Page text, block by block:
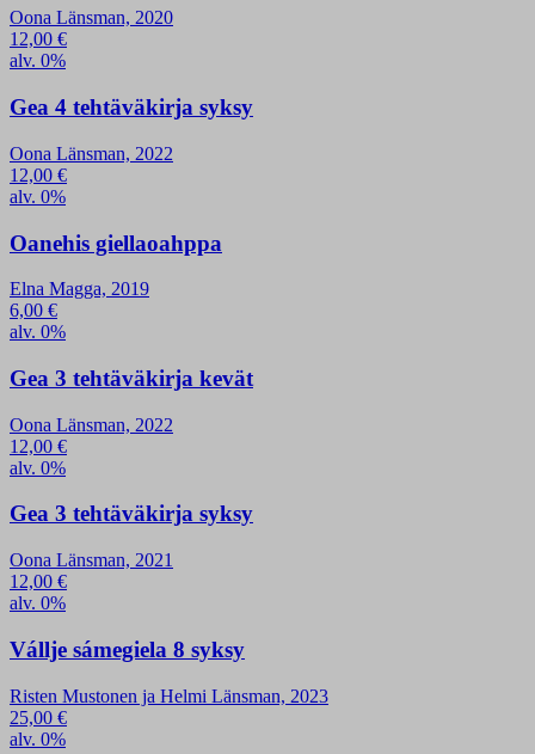
Oona Länsman, 2020
12,00 €
alv. 0%
Gea 4 tehtäväkirja syksy
Oona Länsman, 2022
12,00 €
alv. 0%
Oanehis giellaoahppa
Elna Magga, 2019
6,00 €
alv. 0%
Gea 3 tehtäväkirja kevät
Oona Länsman, 2022
12,00 €
alv. 0%
Gea 3 tehtäväkirja syksy
Oona Länsman, 2021
12,00 €
alv. 0%
Vállje sámegiela 8 syksy
Risten Mustonen ja Helmi Länsman, 2023
25,00 €
alv. 0%